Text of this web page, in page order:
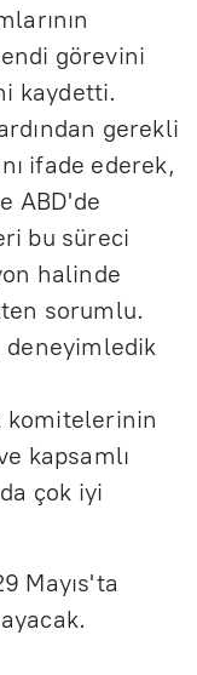
görevini
kaydetti.
gerekli
ifade ederek,
ABD'de
bu süreci
halinde
sorumlu.
deneyimledik
komitelerinin
kapsamlı
çok iyi
Mayıs'ta